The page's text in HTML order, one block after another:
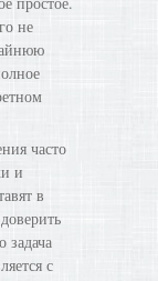
не
часто
и
в
задача
с